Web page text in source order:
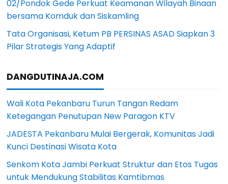
02/Pondok Gede Perkuat Keamanan Wilayah Binaan
bersama Komduk dan Siskamling
Tata Organisasi, Ketum PB PERSINAS ASAD Siapkan 3
Pilar Strategis Yang Adaptif
DANGDUTINAJA.COM
Wali Kota Pekanbaru Turun Tangan Redam
Ketegangan Penutupan New Paragon KTV
JADESTA Pekanbaru Mulai Bergerak, Komunitas Jadi
Kunci Destinasi Wisata Kota
Senkom Kota Jambi Perkuat Struktur dan Etos Tugas
untuk Mendukung Stabilitas Kamtibmas